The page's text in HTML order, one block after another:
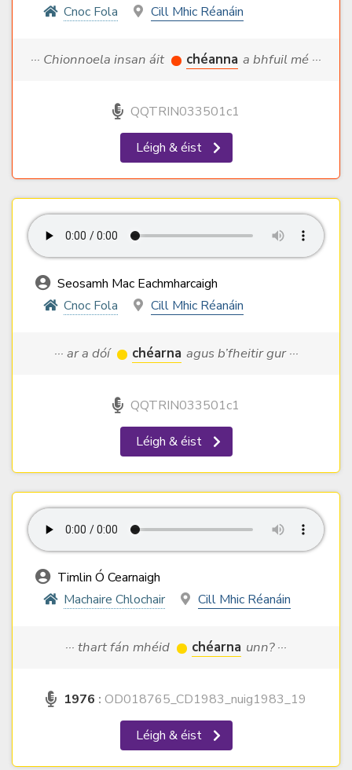
Cnoc Fola
Cill Mhic Réanáin
··· Chionnoela insan áit chéanna a bhfuil mé ···
QQTRIN033501c1
Léigh & éist
Seosamh Mac Eachmharcaigh
Cnoc Fola
Cill Mhic Réanáin
··· ar a dóí chéarna agus b’fheitir gur ···
QQTRIN033501c1
Léigh & éist
Timlin Ó Cearnaigh
Machaire Chlochair
Cill Mhic Réanáin
··· thart fán mhéid chéarna unn? ···
1976 : OD018765_CD1983_nuig1983_19
Léigh & éist